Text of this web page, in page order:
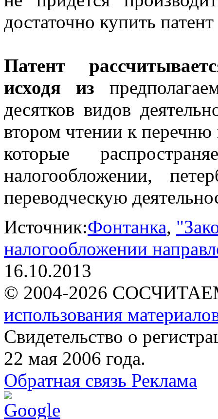
достаточно купить
Патент
исходя из
десятков видов
втором чтении к перечню
которые
налогообложении,
переводческую
Источник:Фонтанка,
налогообложении
16.10.2013
© 2004-2026
использования
Свидетельство о
22 мая 2006 года.
Обратная связь Реклама